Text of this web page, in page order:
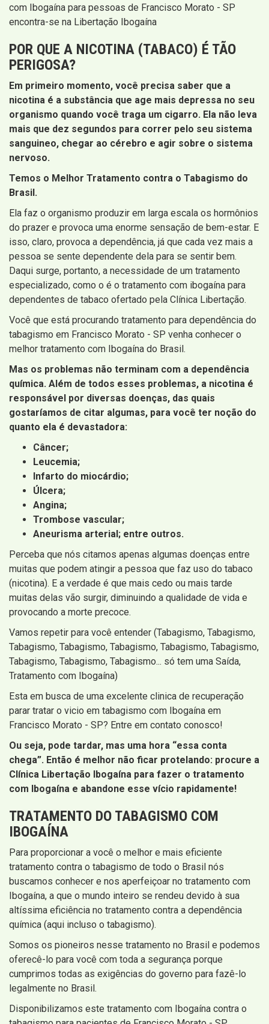
com Ibogaína para pessoas de Francisco Morato - SP
encontra-se na Libertação Ibogaína
POR QUE A NICOTINA (TABACO) É TÃO
PERIGOSA?
Em primeiro momento, você precisa saber que a
nicotina é a substância que age mais depressa no seu
organismo quando você traga um cigarro. Ela não leva
mais que dez segundos para correr pelo seu sistema
sanguineo, chegar ao cérebro e agir sobre o sistema
nervoso.
Temos o Melhor Tratamento contra o Tabagismo do
Brasil.
Ela faz o organismo produzir em larga escala os hormônios
do prazer e provoca uma enorme sensação de bem-estar. E
isso, claro, provoca a dependência, já que cada vez mais a
pessoa se sente dependente dela para se sentir bem.
Daqui surge, portanto, a necessidade de um tratamento
especializado, como o é o tratamento com ibogaína para
dependentes de tabaco ofertado pela Clínica Libertação.
Você que está procurando tratamento para dependência do
tabagismo em Francisco Morato - SP venha conhecer o
melhor tratamento com Ibogaína do Brasil.
Mas os problemas não terminam com a dependência
química. Além de todos esses problemas, a nicotina é
responsável por diversas doenças, das quais
gostaríamos de citar algumas, para você ter noção do
quanto ela é devastadora:
Câncer;
Leucemia;
Infarto do miocárdio;
Úlcera;
Angina;
Trombose vascular;
Aneurisma arterial; entre outros.
Perceba que nós citamos apenas algumas doenças entre
muitas que podem atingir a pessoa que faz uso do tabaco
(nicotina). E a verdade é que mais cedo ou mais tarde
muitas delas vão surgir, diminuindo a qualidade de vida e
provocando a morte precoce.
Vamos repetir para você entender (Tabagismo, Tabagismo,
Tabagismo, Tabagismo, Tabagismo, Tabagismo, Tabagismo,
Tabagismo, Tabagismo, Tabagismo... só tem uma Saída,
Tratamento com Ibogaína)
Esta em busca de uma excelente clinica de recuperação
parar tratar o vicio em tabagismo com Ibogaína em
Francisco Morato - SP? Entre em contato conosco!
Ou seja, pode tardar, mas uma hora “essa conta
chega”. Então é melhor não ficar protelando: procure a
Clínica Libertação Ibogaína para fazer o tratamento
com Ibogaína e abandone esse vício rapidamente!
TRATAMENTO DO TABAGISMO COM
IBOGAÍNA
Para proporcionar a você o melhor e mais eficiente
tratamento contra o tabagismo de todo o Brasil nós
buscamos conhecer e nos aperfeiçoar no tratamento com
Ibogaína, a que o mundo inteiro se rendeu devido à sua
altíssima eficiência no tratamento contra a dependência
química (aqui incluso o tabagismo).
Somos os pioneiros nesse tratamento no Brasil e podemos
oferecê-lo para você com toda a segurança porque
cumprimos todas as exigências do governo para fazê-lo
legalmente no Brasil.
Disponibilizamos este tratamento com Ibogaína contra o